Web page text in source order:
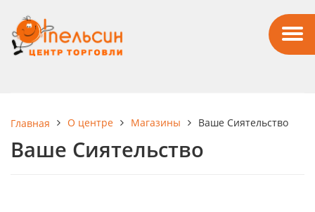
Главная О центре Магазины Ваше Сиятельство
Ваше Сиятельство